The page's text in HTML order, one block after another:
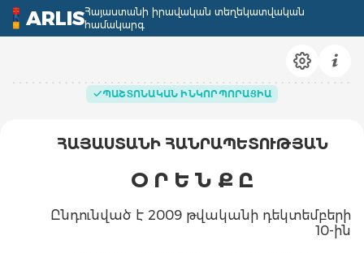
ARLISՀայաստանի իրավական տեղեկատվական
համակարգ
ՊԱՇՏՈՆԱԿԱՆ ԻՆԿՈՐՊՈՐԱՑԻԱ
ՀԱՅԱՍՏԱՆԻ ՀԱՆՐԱՊԵՏՈՒԹՅԱՆ
Օ Ր Ե Ն Ք Ը
Ընդունված է 2009 թվականի դեկտեմբերի
10-ին